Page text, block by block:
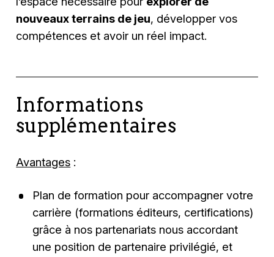
nouveaux terrains de jeu, développer vos
compétences et avoir un réel impact.
Informations
supplémentaires
Avantages :
Plan de formation pour accompagner votre
carrière (formations éditeurs, certifications)
grâce à nos partenariats nous accordant
une position de partenaire privilégié, et